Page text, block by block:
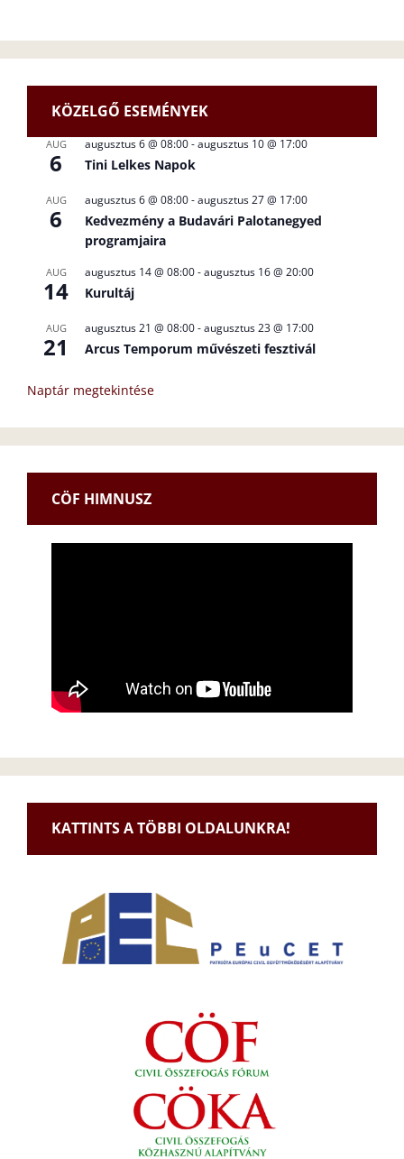
KÖZELGŐ ESEMÉNYEK
AUG
6
augusztus 6 @ 08:00-augusztus 10 @ 17:00
Tini Lelkes Napok
AUG
6
augusztus 6 @ 08:00-augusztus 27 @ 17:00
Kedvezmény a Budavári Palotanegyed
programjaira
AUG
14
augusztus 14 @ 08:00-augusztus 16 @ 20:00
Kurultáj
AUG
21
augusztus 21 @ 08:00-augusztus 23 @ 17:00
Arcus Temporum művészeti fesztivál
Naptár megtekintése
CÖF HIMNUSZ
KATTINTS A TÖBBI OLDALUNKRA!